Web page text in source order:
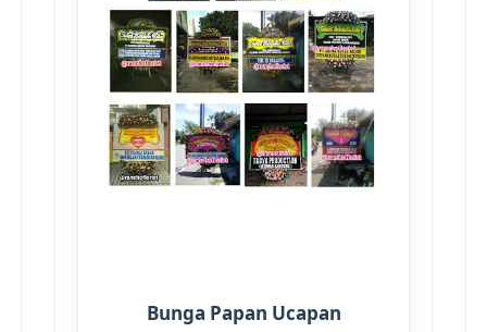
Bunga Papan Ucapan